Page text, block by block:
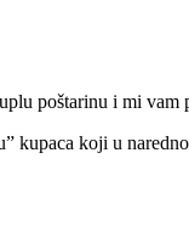
poštarinu i mi vam
kupaca koji u